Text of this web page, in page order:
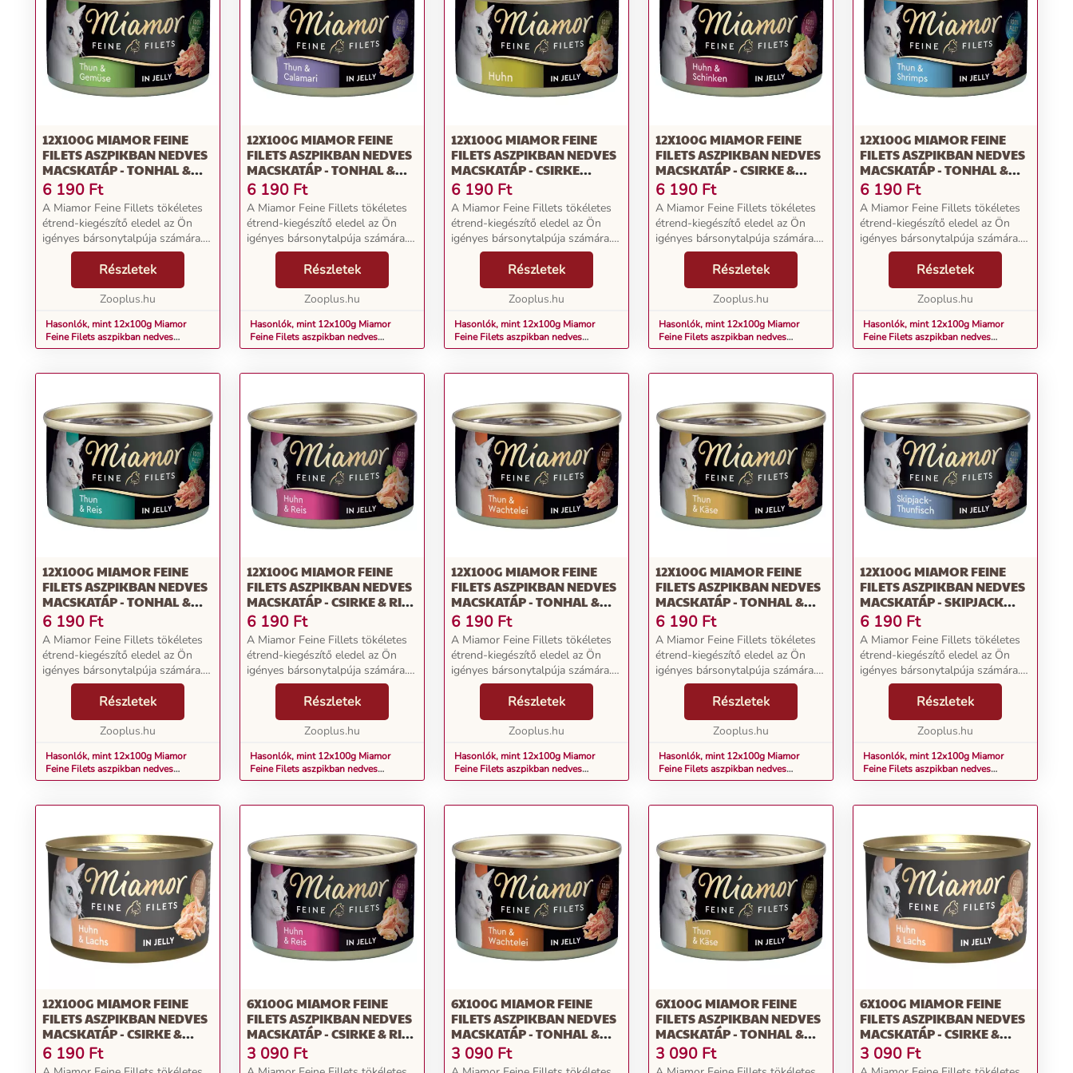
12X100G MIAMOR FEINE
FILETS ASZPIKBAN NEDVES
MACSKATÁP - TONHAL &
ZÖLDÉG ASZPIKBAN
6 190 Ft
A Miamor Feine Fillets tökéletes
étrend-kiegészítő eledel az Ön
igényes bársonytalpúja számára.
Az íz és az élvezet garantált. A
könnyen emészthető és alacsony
zsírtartalmú különlegesség
kizárólag csi...
Részletek
Zooplus.hu
Hasonlók, mint 12x100g Miamor
Feine Filets aszpikban nedves
macskatáp - Tonhal & zöldég
12X100G MIAMOR FEINE
FILETS ASZPIKBAN NEDVES
MACSKATÁP - TONHAL &
TINTAHAL ASZPIKBAN
6 190 Ft
A Miamor Feine Fillets tökéletes
étrend-kiegészítő eledel az Ön
igényes bársonytalpúja számára.
Az íz és az élvezet garantált. A
könnyen emészthető és alacsony
zsírtartalmú különlegesség
kizárólag csi...
Részletek
Zooplus.hu
Hasonlók, mint 12x100g Miamor
Feine Filets aszpikban nedves
macskatáp - Tonhal & tintahal
12X100G MIAMOR FEINE
FILETS ASZPIKBAN NEDVES
MACSKATÁP - CSIRKE
ASZPIKBAN
6 190 Ft
A Miamor Feine Fillets tökéletes
étrend-kiegészítő eledel az Ön
igényes bársonytalpúja számára.
Az íz és az élvezet garantált. A
könnyen emészthető és alacsony
zsírtartalmú különlegesség
kizárólag csi...
Részletek
Zooplus.hu
Hasonlók, mint 12x100g Miamor
Feine Filets aszpikban nedves
macskatáp - Csirke aszpikban
12X100G MIAMOR FEINE
FILETS ASZPIKBAN NEDVES
MACSKATÁP - CSIRKE &
SONKA ASZPIKBAN
6 190 Ft
A Miamor Feine Fillets tökéletes
étrend-kiegészítő eledel az Ön
igényes bársonytalpúja számára.
Az íz és az élvezet garantált. A
könnyen emészthető és alacsony
zsírtartalmú különlegesség
kizárólag csi...
Részletek
Zooplus.hu
Hasonlók, mint 12x100g Miamor
Feine Filets aszpikban nedves
macskatáp - Csirke & sonka aszpikban
12X100G MIAMOR FEINE
FILETS ASZPIKBAN NEDVES
MACSKATÁP - TONHAL &
GARNÉLARÁK ASZPIKBAN
6 190 Ft
A Miamor Feine Fillets tökéletes
étrend-kiegészítő eledel az Ön
igényes bársonytalpúja számára.
Az íz és az élvezet garantált. A
könnyen emészthető és alacsony
zsírtartalmú különlegesség
kizárólag csi...
Részletek
Zooplus.hu
Hasonlók, mint 12x100g Miamor
Feine Filets aszpikban nedves
macskatáp - Tonhal & garnélarák
12X100G MIAMOR FEINE
FILETS ASZPIKBAN NEDVES
MACSKATÁP - TONHAL &
RIZS ASZPIKBAN
6 190 Ft
A Miamor Feine Fillets tökéletes
étrend-kiegészítő eledel az Ön
igényes bársonytalpúja számára.
Az íz és az élvezet garantált. A
könnyen emészthető és alacsony
zsírtartalmú különlegesség
kizárólag csi...
Részletek
Zooplus.hu
Hasonlók, mint 12x100g Miamor
Feine Filets aszpikban nedves
macskatáp - Tonhal & rizs aszpikban
12X100G MIAMOR FEINE
FILETS ASZPIKBAN NEDVES
MACSKATÁP - CSIRKE & RIZS
ASZPIKBAN
6 190 Ft
A Miamor Feine Fillets tökéletes
étrend-kiegészítő eledel az Ön
igényes bársonytalpúja számára.
Az íz és az élvezet garantált. A
könnyen emészthető és alacsony
zsírtartalmú különlegesség
kizárólag csi...
Részletek
Zooplus.hu
Hasonlók, mint 12x100g Miamor
Feine Filets aszpikban nedves
macskatáp - Csirke & rizs aszpikban
12X100G MIAMOR FEINE
FILETS ASZPIKBAN NEDVES
MACSKATÁP - TONHAL &
FÜRJTOJÁS ASZPIKBAN
6 190 Ft
A Miamor Feine Fillets tökéletes
étrend-kiegészítő eledel az Ön
igényes bársonytalpúja számára.
Az íz és az élvezet garantált. A
könnyen emészthető és alacsony
zsírtartalmú különlegesség
kizárólag csi...
Részletek
Zooplus.hu
Hasonlók, mint 12x100g Miamor
Feine Filets aszpikban nedves
macskatáp - Tonhal & fürjtojás
12X100G MIAMOR FEINE
FILETS ASZPIKBAN NEDVES
MACSKATÁP - TONHAL &
SAJT ASZPIKBAN
6 190 Ft
A Miamor Feine Fillets tökéletes
étrend-kiegészítő eledel az Ön
igényes bársonytalpúja számára.
Az íz és az élvezet garantált. A
könnyen emészthető és alacsony
zsírtartalmú különlegesség
kizárólag csi...
Részletek
Zooplus.hu
Hasonlók, mint 12x100g Miamor
Feine Filets aszpikban nedves
macskatáp - Tonhal & sajt aszpikban
12X100G MIAMOR FEINE
FILETS ASZPIKBAN NEDVES
MACSKATÁP - SKIPJACK
TONHAL ASZPIKBAN
6 190 Ft
A Miamor Feine Fillets tökéletes
étrend-kiegészítő eledel az Ön
igényes bársonytalpúja számára.
Az íz és az élvezet garantált. A
könnyen emészthető és alacsony
zsírtartalmú különlegesség
kizárólag csi...
Részletek
Zooplus.hu
Hasonlók, mint 12x100g Miamor
Feine Filets aszpikban nedves
macskatáp - Skipjack tonhal
12X100G MIAMOR FEINE
FILETS ASZPIKBAN NEDVES
MACSKATÁP - CSIRKE &
LAZAC ASZPIKBAN
6 190 Ft
6X100G MIAMOR FEINE
FILETS ASZPIKBAN NEDVES
MACSKATÁP - CSIRKE & RIZS
ASZPIKBAN
3 090 Ft
6X100G MIAMOR FEINE
FILETS ASZPIKBAN NEDVES
MACSKATÁP - TONHAL &
FÜRJTOJÁS ASZPIKBAN
3 090 Ft
6X100G MIAMOR FEINE
FILETS ASZPIKBAN NEDVES
MACSKATÁP - TONHAL &
SAJT ASZPIKBAN
3 090 Ft
6X100G MIAMOR FEINE
FILETS ASZPIKBAN NEDVES
MACSKATÁP - CSIRKE &
LAZAC ASZPIKBAN
3 090 Ft